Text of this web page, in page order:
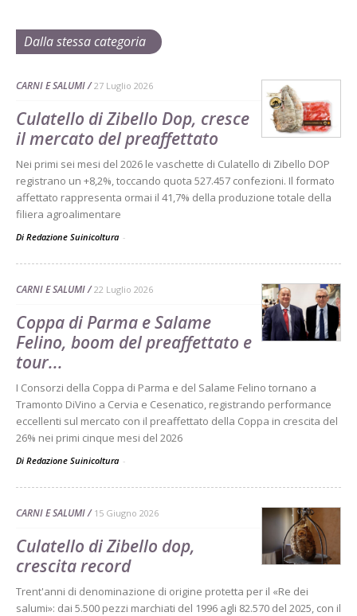
Dalla stessa categoria
CARNI E SALUMI 27 Luglio 2026
Culatello di Zibello Dop, cresce
il mercato del preaffettato
Nei primi sei mesi del 2026 le vaschette di Culatello di Zibello DOP
registrano un +8,2%, toccando quota 527.457 confezioni. Il formato
affettato rappresenta ormai il 41,7% della produzione totale della
filiera agroalimentare
Di Redazione Suinicoltura -
CARNI E SALUMI 22 Luglio 2026
Coppa di Parma e Salame
Felino, boom del preaffettato e
tour...
I Consorzi della Coppa di Parma e del Salame Felino tornano a
Tramonto DiVino a Cervia e Cesenatico, registrando performance
eccellenti sul mercato con il preaffettato della Coppa in crescita del
26% nei primi cinque mesi del 2026
Di Redazione Suinicoltura -
CARNI E SALUMI 15 Giugno 2026
Culatello di Zibello dop,
crescita record
Trent'anni di denominazione di origine protetta per il «Re dei
salumi»: dai 5.500 pezzi marchiati del 1996 agli 82.570 del 2025, con il